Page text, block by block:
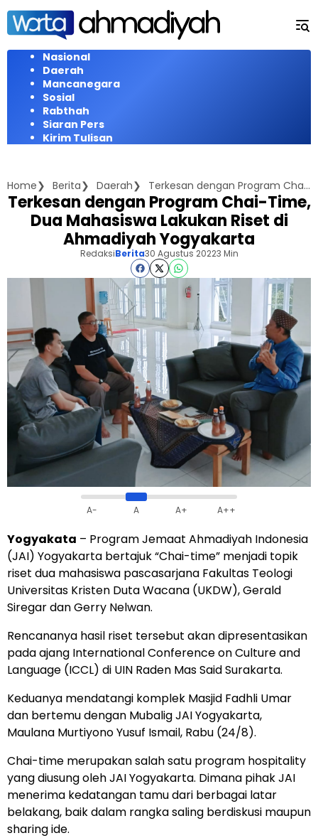
Langsung
konten
Nasional
Daerah
Mancanegara
Sosial
Rabthah
Siaran Pers
Kirim Tulisan
Home Berita Daerah Terkesan dengan Program Chai-Time, Dua Mahasiswa Lakukan Riset di Ahmadiyah Yogyakarta
Terkesan dengan Program Chai-Time,
Dua Mahasiswa Lakukan Riset di
Ahmadiyah Yogyakarta
RedaksiBerita30 Agustus 20223 Min
A- A A+ A++
Yogyakata – Program Jemaat Ahmadiyah Indonesia
(JAI) Yogyakarta bertajuk “Chai-time” menjadi topik
riset dua mahasiswa pascasarjana Fakultas Teologi
Universitas Kristen Duta Wacana (UKDW), Gerald
Siregar dan Gerry Nelwan.
Rencananya hasil riset tersebut akan dipresentasikan
pada ajang International Conference on Culture and
Language (ICCL) di UIN Raden Mas Said Surakarta.
Keduanya mendatangi komplek Masjid Fadhli Umar
dan bertemu dengan Mubalig JAI Yogyakarta,
Maulana Murtiyono Yusuf Ismail, Rabu (24/8).
Chai-time merupakan salah satu program hospitality
yang diusung oleh JAI Yogyakarta. Dimana pihak JAI
menerima kedatangan tamu dari berbagai latar
belakang, baik dalam rangka saling berdiskusi maupun
sharing ide.